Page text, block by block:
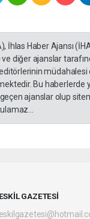
İhlas Haber Ajansı
ve diğer ajanslar
müdahalesi
Bu haberlerde
ajanslar olup
ESKİL GAZETESİ